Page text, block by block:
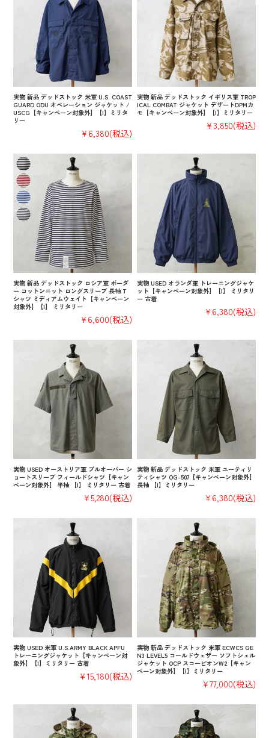
実物 新品 デッドストック 米軍 U.S. COAST
GUARD ODU オペレーション ジャケット /
USCG【キャンペーン対象外】【I】ミリタ
リー
¥6,380(税込)
実物 新品 デッドストック イギリス軍 TROP
ICAL COMBAT ジャケット デザートDPMカ
モ【キャンペーン対象外】【I】ミリタリー
¥3,850(税込)
実物 新品 デッドストック ロシア軍 ボーダ
ー コットンニット ロングスリーブ 長袖 T
シャツ ミディアムウェイト【キャンペーン
対象外】【I】 ミリタリー
¥6,600(税込)
実物 USED オランダ軍 トレーニングジャケ
ット【キャンペーン対象外】【I】 ミリタリ
ー 古着
¥6,380(税込)
実物 USED オーストリア軍 プルオーバー シ
ョートスリーブ フィールドシャツ【キャン
ペーン対象外】 半袖 【I】 ミリタリー 古着
¥5,280(税込)
実物 新品 デッドストック 米軍 ユーティリ
ティシャツ OG-507【キャンペーン対象外】
長袖 【I】ミリタリー
¥6,380(税込)
実物 USED 米軍 U.S.ARMY BLACK APFU
トレーニングジャケット【キャンペーン対
象外】【I】ミリタリー 古着
¥15,180(税込)
実物 新品 デッドストック 米軍 ECWCS GE
N3 LEVEL5 コールドウェザー ソフトシェル
ジャケット OCP スコーピオンW2【キャン
ペーン対象外】【I】ミリタリー
¥77,000(税込)